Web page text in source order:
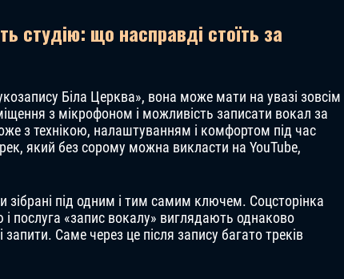
студію: що насправді стоїть за
Біла Церква», вона може мати на увазі зовсім
з мікрофоном і можливість записати вокал за
з технікою, налаштуванням і комфортом під час
який без сорому можна викласти на YouTube,
зібрані під одним і тим самим ключем. Соцсторінка
послуга «запис вокалу» виглядають однаково
Саме через це після запису багато треків